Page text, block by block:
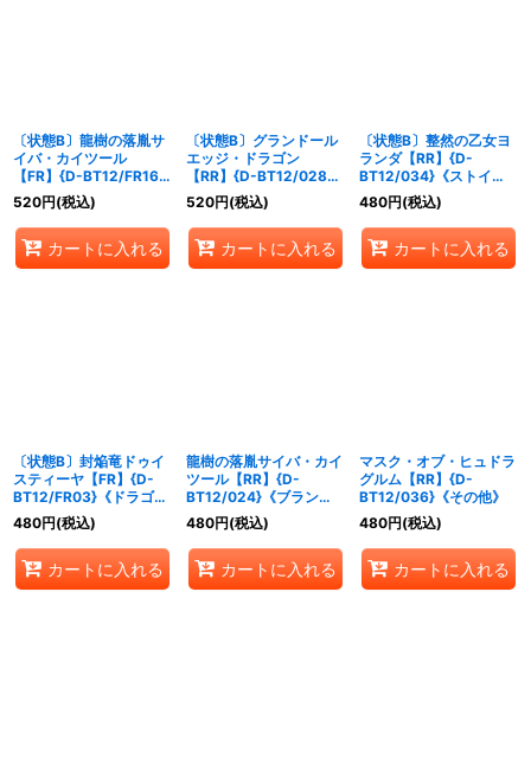
〔状態B〕龍樹の落胤サ
イバ・カイツール
【FR】{D-BT12/FR16}
《ブラントゲート》
520円(税込)
カートに入れる
〔状態B〕グランドール
エッジ・ドラゴン
【RR】{D-BT12/028}
《ケテルサンクチュア
リ》
520円(税込)
カートに入れる
〔状態B〕整然の乙女ヨ
ランダ【RR】{D-
BT12/034}《ストイケ
イア》
480円(税込)
カートに入れる
〔状態B〕封焔竜ドゥイ
スティーヤ【FR】{D-
BT12/FR03}《ドラゴン
エンパイア》
480円(税込)
カートに入れる
龍樹の落胤サイバ・カイ
ツール【RR】{D-
BT12/024}《ブラント
ゲート》
480円(税込)
カートに入れる
マスク・オブ・ヒュドラ
グルム【RR】{D-
BT12/036}《その他》
480円(税込)
カートに入れる